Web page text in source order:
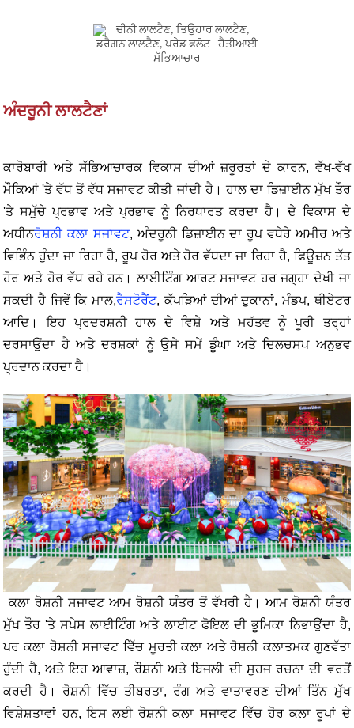
ਅੰਦਰੂਨੀ ਲਾਲਟੈਣਾਂ
ਕਾਰੋਬਾਰੀ ਅਤੇ ਸੱਭਿਆਚਾਰਕ ਵਿਕਾਸ ਦੀਆਂ ਜ਼ਰੂਰਤਾਂ ਦੇ ਕਾਰਨ, ਵੱਖ-ਵੱਖ
ਮੌਕਿਆਂ 'ਤੇ ਵੱਧ ਤੋਂ ਵੱਧ ਸਜਾਵਟ ਕੀਤੀ ਜਾਂਦੀ ਹੈ। ਹਾਲ ਦਾ ਡਿਜ਼ਾਈਨ ਮੁੱਖ ਤੌਰ
'ਤੇ ਸਮੁੱਚੇ ਪ੍ਰਭਾਵ ਅਤੇ ਪ੍ਰਭਾਵ ਨੂੰ ਨਿਰਧਾਰਤ ਕਰਦਾ ਹੈ। ਦੇ ਵਿਕਾਸ ਦੇ
ਅਧੀਨਰੋਸ਼ਨੀ ਕਲਾ ਸਜਾਵਟ, ਅੰਦਰੂਨੀ ਡਿਜ਼ਾਈਨ ਦਾ ਰੂਪ ਵਧੇਰੇ ਅਮੀਰ ਅਤੇ
ਵਿਭਿੰਨ ਹੁੰਦਾ ਜਾ ਰਿਹਾ ਹੈ, ਰੂਪ ਹੋਰ ਅਤੇ ਹੋਰ ਵੱਧਦਾ ਜਾ ਰਿਹਾ ਹੈ, ਫਿਊਜ਼ਨ ਤੱਤ
ਹੋਰ ਅਤੇ ਹੋਰ ਵੱਧ ਰਹੇ ਹਨ। ਲਾਈਟਿੰਗ ਆਰਟ ਸਜਾਵਟ ਹਰ ਜਗ੍ਹਾ ਦੇਖੀ ਜਾ
ਸਕਦੀ ਹੈ ਜਿਵੇਂ ਕਿ ਮਾਲ,ਰੈਸਟੋਰੈਂਟ, ਕੱਪੜਿਆਂ ਦੀਆਂ ਦੁਕਾਨਾਂ, ਮੰਡਪ, ਥੀਏਟਰ
ਆਦਿ। ਇਹ ਪ੍ਰਦਰਸ਼ਨੀ ਹਾਲ ਦੇ ਵਿਸ਼ੇ ਅਤੇ ਮਹੱਤਵ ਨੂੰ ਪੂਰੀ ਤਰ੍ਹਾਂ
ਦਰਸਾਉਂਦਾ ਹੈ ਅਤੇ ਦਰਸ਼ਕਾਂ ਨੂੰ ਉਸੇ ਸਮੇਂ ਡੂੰਘਾ ਅਤੇ ਦਿਲਚਸਪ ਅਨੁਭਵ
ਪ੍ਰਦਾਨ ਕਰਦਾ ਹੈ।
ਕਲਾ ਰੋਸ਼ਨੀ ਸਜਾਵਟ ਆਮ ਰੋਸ਼ਨੀ ਯੰਤਰ ਤੋਂ ਵੱਖਰੀ ਹੈ। ਆਮ ਰੋਸ਼ਨੀ ਯੰਤਰ
ਮੁੱਖ ਤੌਰ 'ਤੇ ਸਪੇਸ ਲਾਈਟਿੰਗ ਅਤੇ ਲਾਈਟ ਫੋਇਲ ਦੀ ਭੂਮਿਕਾ ਨਿਭਾਉਂਦਾ ਹੈ,
ਪਰ ਕਲਾ ਰੋਸ਼ਨੀ ਸਜਾਵਟ ਵਿੱਚ ਮੂਰਤੀ ਕਲਾ ਅਤੇ ਰੋਸ਼ਨੀ ਕਲਾਤਮਕ ਗੁਣਵੱਤਾ
ਹੁੰਦੀ ਹੈ, ਅਤੇ ਇਹ ਆਵਾਜ਼, ਰੌਸ਼ਨੀ ਅਤੇ ਬਿਜਲੀ ਦੀ ਸੁਹਜ ਰਚਨਾ ਦੀ ਵਰਤੋਂ
ਕਰਦੀ ਹੈ। ਰੋਸ਼ਨੀ ਵਿੱਚ ਤੀਬਰਤਾ, ​​ਰੰਗ ਅਤੇ ਵਾਤਾਵਰਣ ਦੀਆਂ ਤਿੰਨ ਮੁੱਖ
ਵਿਸ਼ੇਸ਼ਤਾਵਾਂ ਹਨ, ਇਸ ਲਈ ਰੋਸ਼ਨੀ ਕਲਾ ਸਜਾਵਟ ਵਿੱਚ ਹੋਰ ਕਲਾ ਰੂਪਾਂ ਦੇ